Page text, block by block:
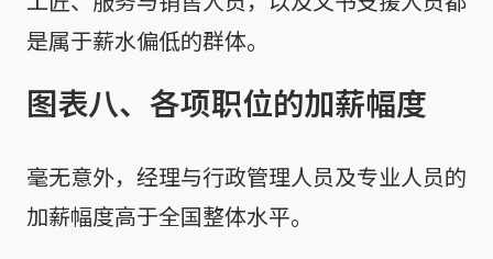
是属于薪水偏低的群体。
图表八、各项职位的加薪幅度
毫无意外，经理与行政管理人员及专业人员的
加薪幅度高于全国整体水平。